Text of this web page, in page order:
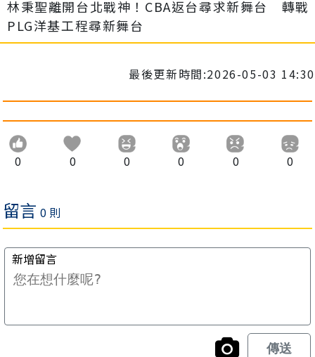
林秉聖離開台北戰神！CBA返台尋求新舞台 轉戰
PLG洋基工程尋新舞台
最後更新時間:2026-05-03 14:30
0 0 0 0 0 0